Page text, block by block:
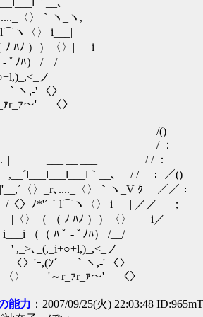
｀__､
〈〉｀ヽ_ヽ,
ヽ〈〉 i___|
ﾊﾉ ））〈〉|___i
ﾟﾉﾊ） /__/
ノ
ヽ,‐' 〈〉
ｧ～' 〈〉
/()
| / ：
__ ___ / / ：
｀__､ / / ： ／()
〈〉_r､...._〈〉｀ヽ_V ｸ ／／：
〉ﾉ*'´｀l⌒ヽ〈〉 i___| ／／ ；
（ ﾉ ﾊﾉ ））〈〉|___i／
ﾊ ﾟ - ﾟﾉﾊ） /__/
ノ
￣ ｀ヽ,‐' 〈〉
ｧr_ｧ～' 〈〉
能力 ：2007/09/25(火) 22:03:48